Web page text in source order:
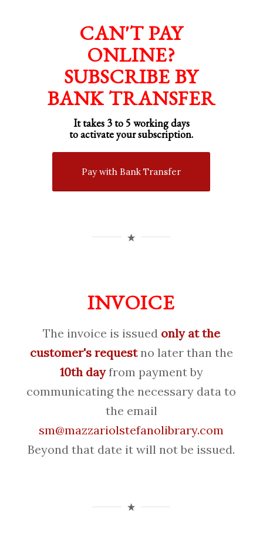
CAN'T PAY
ONLINE?
SUBSCRIBE BY
BANK TRANSFER
It takes 3 to 5 working days
to activate your subscription.
Pay with Bank Transfer
INVOICE
The invoice is issued only at the
customer's requestno later than the
10th dayfrom payment by
communicating the necessary data to
the email
sm@mazzariolstefanolibrary.com
Beyond that date it will not be issued.